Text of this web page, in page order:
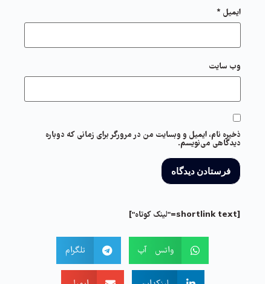
ایمیل *
وب‌ سایت
ذخیره نام، ایمیل و وبسایت من در مرورگر برای زمانی که دوباره
دیدگاهی می‌نویسم.
[shortlink text="لینک کوتاه"]
واتس آپ تلگرام